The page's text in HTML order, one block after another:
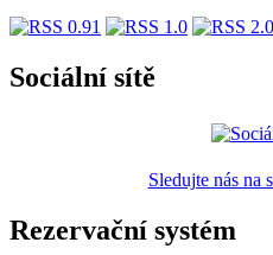
Sociální sítě
Sledujte nás na
Rezervační systém